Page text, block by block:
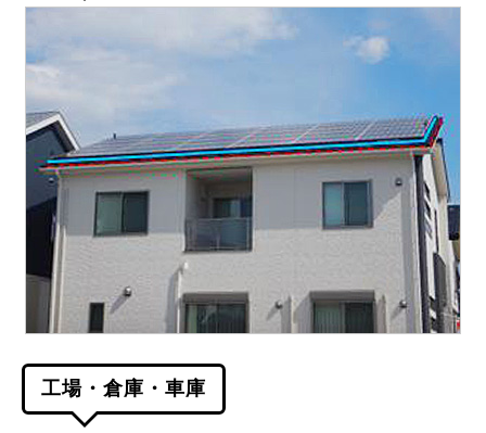
工場・倉庫・車庫